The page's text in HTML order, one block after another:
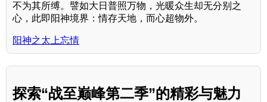
不为其所缚。譬如大日普照万物，光暖众生却无分别之
心，此即阳神境界：情存天地，而心超物外。
阳神之太上忘情
探索“战至巅峰第二季”的精彩与魅力